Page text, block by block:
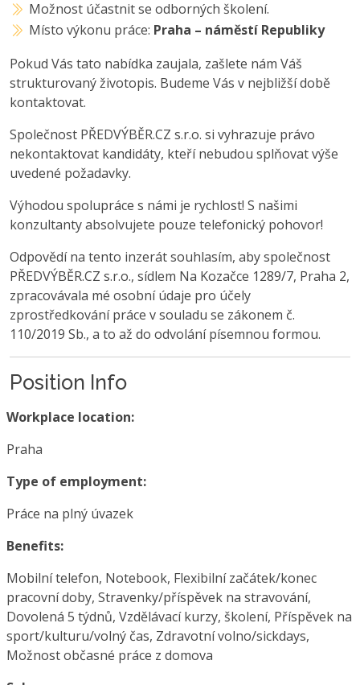
Možnost účastnit se odborných školení.
Místo výkonu práce: Praha – náměstí Republiky
Pokud Vás tato nabídka zaujala, zašlete nám Váš
strukturovaný životopis. Budeme Vás v nejbližší době
kontaktovat.
Společnost PŘEDVÝBĚR.CZ s.r.o. si vyhrazuje právo
nekontaktovat kandidáty, kteří nebudou splňovat výše
uvedené požadavky.
Výhodou spolupráce s námi je rychlost! S našimi
konzultanty absolvujete pouze telefonický pohovor!
Odpovědí na tento inzerát souhlasím, aby společnost
PŘEDVÝBĚR.CZ s.r.o., sídlem Na Kozačce 1289/7, Praha 2,
zpracovávala mé osobní údaje pro účely
zprostředkování práce v souladu se zákonem č.
110/2019 Sb., a to až do odvolání písemnou formou.
Position Info
Workplace location:
Praha
Type of employment:
Práce na plný úvazek
Benefits:
Mobilní telefon, Notebook, Flexibilní začátek/konec
pracovní doby, Stravenky/příspěvek na stravování,
Dovolená 5 týdnů, Vzdělávací kurzy, školení, Příspěvek na
sport/kulturu/volný čas, Zdravotní volno/sickdays,
Možnost občasné práce z domova